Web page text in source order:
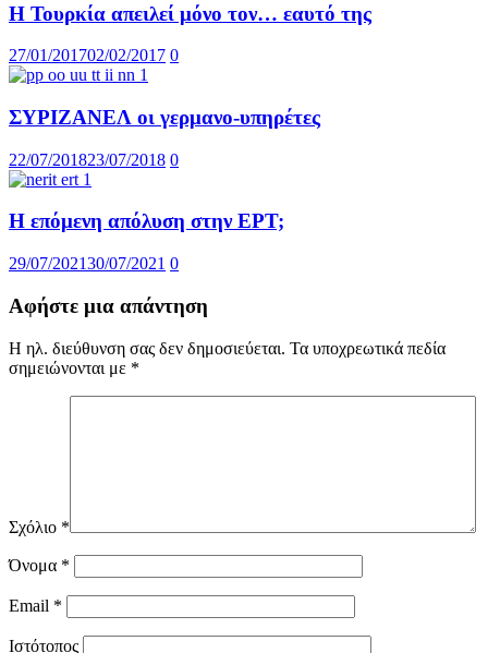
Η Τουρκία απειλεί μόνο τον… εαυτό της
27/01/201702/02/2017 0
ΣΥΡΙΖΑΝΕΛ οι γερμανο-υπηρέτες
22/07/201823/07/2018 0
Η επόμενη απόλυση στην ΕΡΤ;
29/07/202130/07/2021 0
Αφήστε μια απάντηση
Η ηλ. διεύθυνση σας δεν δημοσιεύεται. Τα υποχρεωτικά πεδία
σημειώνονται με *
Σχόλιο *
Όνομα *
Email *
Ιστότοπος